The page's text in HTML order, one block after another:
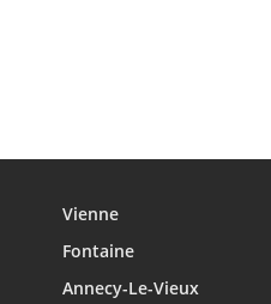
Vienne
Fontaine
Annecy-Le-Vieux